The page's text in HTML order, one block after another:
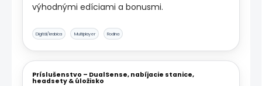
výhodnými edíciami a bonusmi.
Digitál/krabica Multiplayer Rodina
Príslušenstvo – DualSense, nabíjacie stanice,
headsety & úložisko